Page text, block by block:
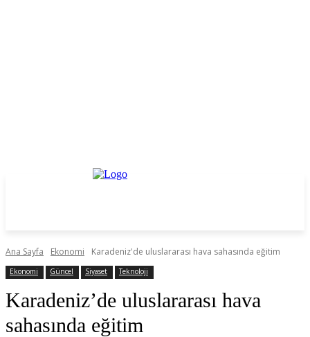
Ana Sayfa Ekonomi Karadeniz'de uluslararası hava sahasında eğitim
Ekonomi Güncel Siyaset Teknoloji
Karadeniz’de uluslararası hava
sahasında eğitim